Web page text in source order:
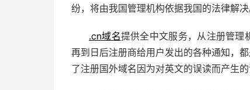
纷，将由我国管理机构依据我国的法律解
.cn域名提供全中文服务，从注册管理
再到日后注册商给用户发出的各种通知，
了注册国外域名因为对英文的误读而产生的